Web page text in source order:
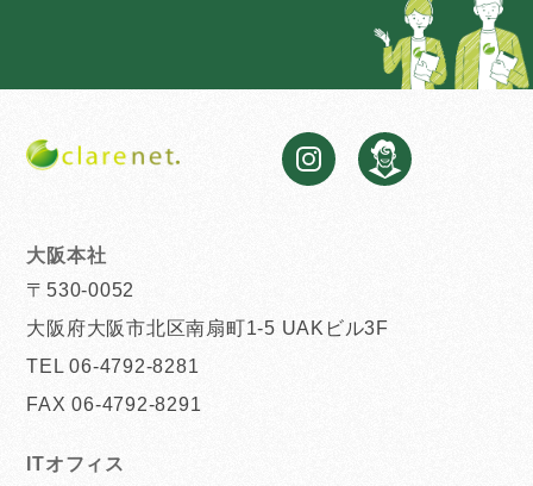
大阪本社
〒530-0052
大阪府大阪市北区南扇町1-5 UAKビル3F
TEL 06-4792-8281
FAX 06-4792-8291
ITオフィス